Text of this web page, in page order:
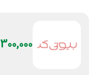
300,000